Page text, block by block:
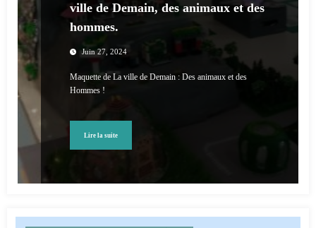
ville de Demain, des animaux et des
hommes.
Juin 27, 2024
Maquette de La ville de Demain : Des animaux et des
Hommes !
Lire la suite